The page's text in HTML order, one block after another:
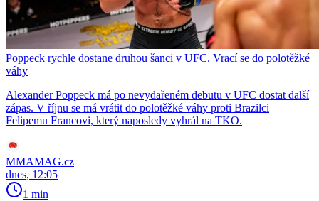
Poppeck rychle dostane druhou šanci v UFC. Vrací se do polotěžké
váhy
Alexander Poppeck má po nevydařeném debutu v UFC dostat další
zápas. V říjnu se má vrátit do polotěžké váhy proti Brazilci
Felipemu Francovi, který naposledy vyhrál na TKO.
MMAMAG.cz
dnes, 12:05
1 min